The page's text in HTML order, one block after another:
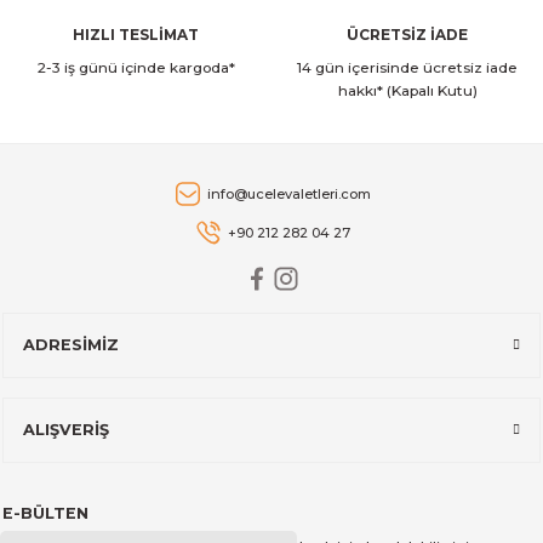
HIZLI TESLİMAT
2-3 iş günü içinde kargoda*
ÜCRETSİZ İADE
14 gün içerisinde ücretsiz iade
hakkı* (Kapalı Kutu)
info@ucelevaletleri.com
+90 212 282 04 27
ADRESİMİZ
ALIŞVERİŞ
E-BÜLTEN